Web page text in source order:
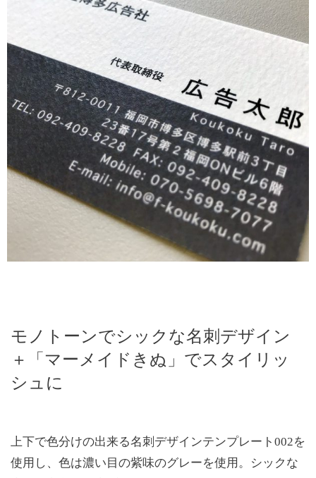
モノトーンでシックな名刺デザイン
＋「マーメイドきぬ」でスタイリッ
シュに
上下で色分けの出来る名刺デザインテンプレート002を
使用し、色は濃い目の紫味のグレーを使用。シックな